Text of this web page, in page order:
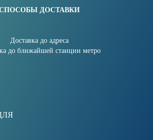
ДОСТАВКИ
Доставка до адреса
до ближайшей станции метро